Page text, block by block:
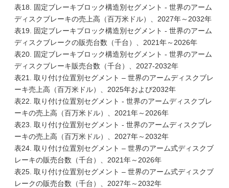
表18. 固定ブレーキブロック構造別セグメント - 世界のアーム
ディスクブレーキの売上高（百万米ドル）、2027年～2032年
表19. 固定ブレーキブロック構造別セグメント - 世界のアーム
ディスクブレークの販売台数（千台）、2021年～2026年
表20. 固定ブレーキブロック構造別セグメント - 世界のアーム
ディスクブレーキ販売台数（千台）、2027-2032年
表21. 取り付け位置別セグメント – 世界のアームディスクブレ
ーキ売上高（百万米ドル）、2025年および2032年
表22. 取り付け位置別セグメント - 世界のアームディスクブレ
ーキの売上高（百万米ドル）、2021年～2026年
表23. 取り付け位置別セグメント - 世界のアームディスクブレ
ーキの売上高（百万米ドル）、2027年～2032年
表24. 取り付け位置別セグメント – 世界のアーム式ディスクブ
レーキの販売台数（千台）、2021年～2026年
表25. 取り付け位置別セグメント – 世界のアーム式ディスクブ
レークの販売台数（千台）、2027年～2032年